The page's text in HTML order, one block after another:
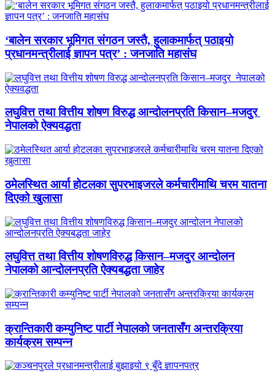
‘बालेन सरकार भूमिगत संगठन जस्तै, हुलाकमार्फत् पठाइयो
प्रधानमन्त्रीलाई ज्ञापन पत्र’ : जनजाति महासंघ
लघुवित्त तथा वित्तीय शोषण विरुद्ध आन्दोलनप्रति किसान–मजदुर
नेपालको ऐक्यवद्धता
ठमेलस्थित आर्या होटलका सुपरभाइजरले कर्मचारीमाथि चरम यातना
दिएको खुलासा
लघुवित्त तथा वित्तीय शोषणविरुद्ध किसान–मजदुर आन्दोलन
नेपालको आन्दोलनप्रति ऐक्यबद्धता जाहेर
क्रान्तिकारी कम्युनिष्ट पार्टी नेपालको जनतासँग अन्तरक्रिया
कार्यक्रम सम्पन्न